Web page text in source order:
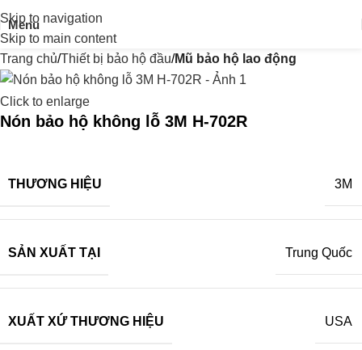
Skip to navigation
Skip to main content
Menu
Trang chủ Thiết bị bảo hộ đầu Mũ bảo hộ lao động
Click to enlarge
Nón bảo hộ không lỗ 3M H-702R
THƯƠNG HIỆU 3M
SẢN XUẤT TẠI Trung Quốc
XUẤT XỨ THƯƠNG HIỆU USA